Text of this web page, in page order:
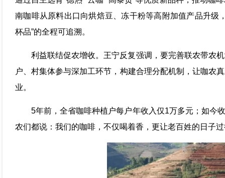
南咖啡从原料出口向烘焙豆、冻干粉等高附加值产品升级
杯品”的全程可追溯。
利益联结促农增收。王宁反复强调，要完善联农带农
户、村集体参与深加工环节，构建合理分配机制，让咖农
业。
5年前，全省咖啡种植户每户年收入仅1万多元；如今
农们都说：我们的咖啡，不仅喝着香，更让老百姓的日子